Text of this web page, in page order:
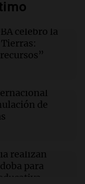
otras claves del
energía a
en medio de
violento
juicio
celebró la
de
realizan
para